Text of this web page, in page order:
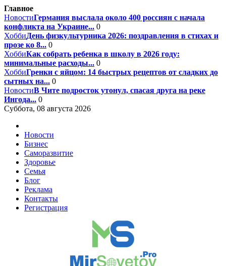
Главное
НовостиГермания выслала около 400 россиян с начала
конфликта на Украине... 0
ХоббиДень физкультурника 2026: поздравления в стихах и
прозе ко 8... 0
ХоббиКак собрать ребенка в школу в 2026 году:
минимальные расходы... 0
ХоббиГренки с яйцом: 14 быстрых рецептов от сладких до
сытных на... 0
НовостиВ Чите подросток утонул, спасая друга на реке
Ингода... 0
Суббота, 08 августа 2026
Новости
Бизнес
Саморазвитие
Здоровье
Семья
Блог
Реклама
Контакты
Регистрация